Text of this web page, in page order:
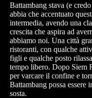
Battambang stava (e
abbia che accentuato
intermedia, avendo una
crescita che aspira ad
abbiamo noi. Una città
ristoranti, con qualche
figli e qualche posto
tempo libero. Dopo Siem
per varcare il confine e
Battambang possa essere
sosta.